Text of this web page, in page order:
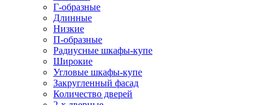
Г-образные
Длинные
Низкие
П-образные
Радиусные шкафы-купе
Широкие
Угловые шкафы-купе
Закругленный фасад
Количество дверей